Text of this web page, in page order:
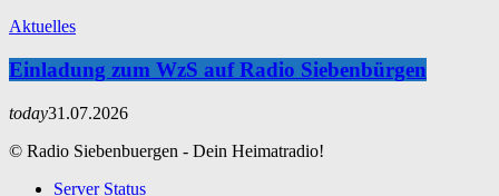
Aktuelles
Einladung zum WzS auf Radio Siebenbürgen
today31.07.2026
© Radio Siebenbuergen - Dein Heimatradio!
Server Status